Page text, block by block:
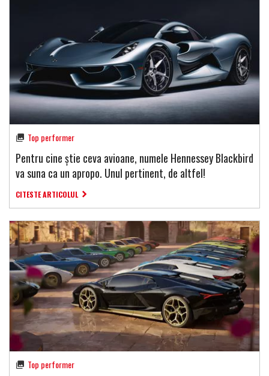
Top performer
Pentru cine știe ceva avioane, numele Hennessey Blackbird
va suna ca un apropo. Unul pertinent, de altfel!
CITESTE ARTICOLUL
Top performer